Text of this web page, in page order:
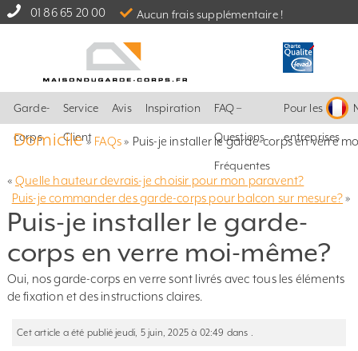
01 86 65 20 00 Aucun frais supplémentaire !
Garde-
corps
Service
Client
Avis Inspiration FAQ –
Questions
Fréquentes
Pour les
entreprises
Domicile» FAQs» Puis-je installer le garde-corps en verre
« Quelle hauteur devrais-je choisir pour mon paravent?
Puis-je commander des garde-corps pour balcon sur mesure?»
Puis-je installer le garde-
corps en verre moi-même?
Oui, nos garde-corps en verre sont livrés avec tous les éléments
de fixation et des instructions claires.
Cet article a été publié jeudi, 5 juin, 2025 à 02:49 dans .